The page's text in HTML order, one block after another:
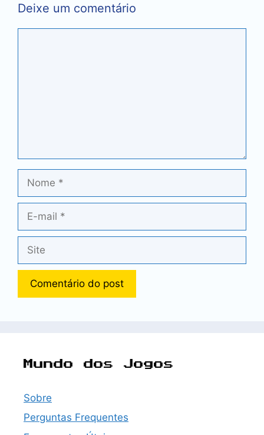
Deixe um comentário
mail
Mundo dos Jogos
Sobre
Perguntas Frequentes